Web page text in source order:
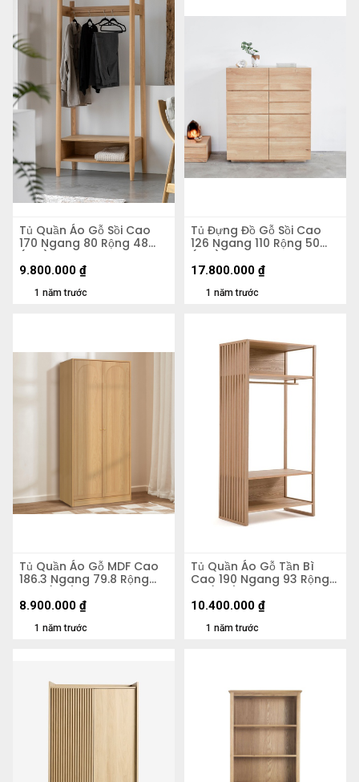
Tủ Quần Áo Gỗ Sồi Cao
170 Ngang 80 Rộng 48
(cm)
1 năm trước
9.800.000 ₫
Tủ Đựng Đồ Gỗ Sồi Cao
126 Ngang 110 Rộng 50
(cm)
1 năm trước
17.800.000 ₫
Tủ Quần Áo Gỗ MDF Cao
186.3 Ngang 79.8 Rộng
55.5 (cm)
1 năm trước
8.900.000 ₫
Tủ Quần Áo Gỗ Tần Bì
Cao 190 Ngang 93 Rộng
53 (cm)
1 năm trước
10.400.000 ₫